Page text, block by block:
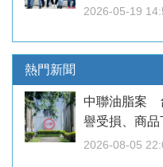
2026-05-19
熱門新聞
中聯油脂案
譽受損、商
2026-08-05